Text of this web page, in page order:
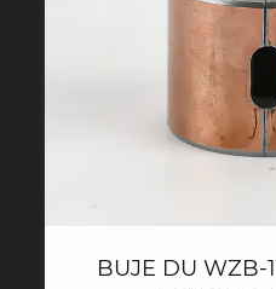
BUJE DU WZB-